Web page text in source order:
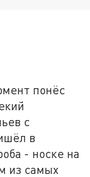
понёс
с
в
- носке на
из самых